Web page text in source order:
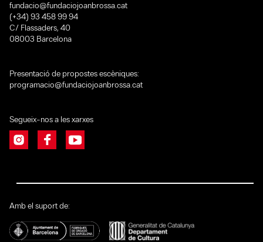
fundacio@fundaciojoanbrossa.cat
(+34) 93 458 99 94
C/ Flassaders, 40
08003 Barcelona
Presentació de propostes escèniques:
programacio@fundaciojoanbrossa.cat
Segueix-nos a les xarxes
Amb el suport de: